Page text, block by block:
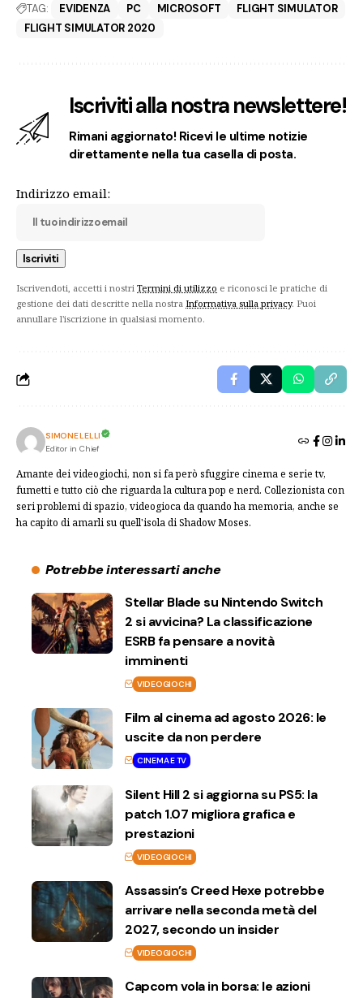
TAG: EVIDENZA PC MICROSOFT
FLIGHT SIMULATOR
FLIGHT SIMULATOR 2020
Iscriviti alla nostra newslettere!
Rimani aggiornato! Ricevi le ultime notizie
direttamente nella tua casella di posta.
Indirizzo email:
Iscrivendoti, accetti i nostri Termini di utilizzo e riconosci le pratiche di
gestione dei dati descritte nella nostra Informativa sulla privacy. Puoi
annullare l'iscrizione in qualsiasi momento.
SIMONE LELLI
Editor in Chief
Amante dei videogiochi, non si fa però sfuggire cinema e serie tv,
fumetti e tutto ciò che riguarda la cultura pop e nerd. Collezionista con
seri problemi di spazio, videogioca da quando ha memoria, anche se
ha capito di amarli su quell'isola di Shadow Moses.
Potrebbe interessarti anche
Stellar Blade su Nintendo Switch
2 si avvicina? La classificazione
ESRB fa pensare a novità
imminenti
VIDEOGIOCHI
Film al cinema ad agosto 2026: le
uscite da non perdere
CINEMA E TV
Silent Hill 2 si aggiorna su PS5: la
patch 1.07 migliora grafica e
prestazioni
VIDEOGIOCHI
Assassin’s Creed Hexe potrebbe
arrivare nella seconda metà del
2027, secondo un insider
VIDEOGIOCHI
Capcom vola in borsa: le azioni